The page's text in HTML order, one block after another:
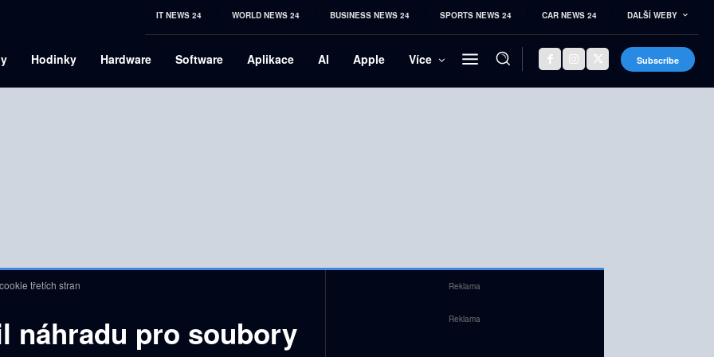
IT NEWS 24 WORLD NEWS 24 BUSINESS NEWS 24 SPORTS NEWS 24 CAR NEWS 24 DALŠÍ WEBY
Hodinky Hardware Software Aplikace AI Apple Více Subscribe
třetích stran
náhradu pro soubory
Reklama
Reklama